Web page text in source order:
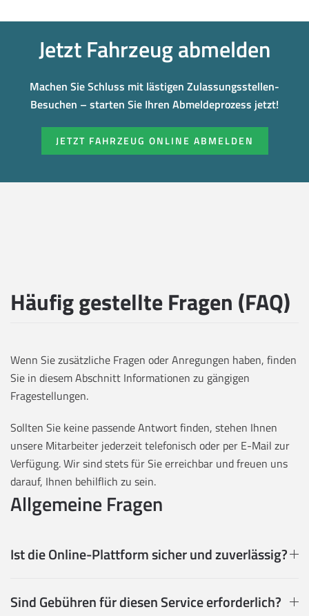
Jetzt Fahrzeug abmelden
Machen Sie Schluss mit lästigen Zulassungsstellen-
Besuchen – starten Sie Ihren Abmeldeprozess jetzt!
JETZT FAHRZEUG ONLINE ABMELDEN
Häufig gestellte Fragen (FAQ)
Wenn Sie zusätzliche Fragen oder Anregungen haben, finden
Sie in diesem Abschnitt Informationen zu gängigen
Fragestellungen.
Sollten Sie keine passende Antwort finden, stehen Ihnen
unsere Mitarbeiter jederzeit telefonisch oder per E-Mail zur
Verfügung. Wir sind stets für Sie erreichbar und freuen uns
darauf, Ihnen behilflich zu sein.
Allgemeine Fragen
Ist die Online-Plattform sicher und zuverlässig?
Sind Gebühren für diesen Service erforderlich?